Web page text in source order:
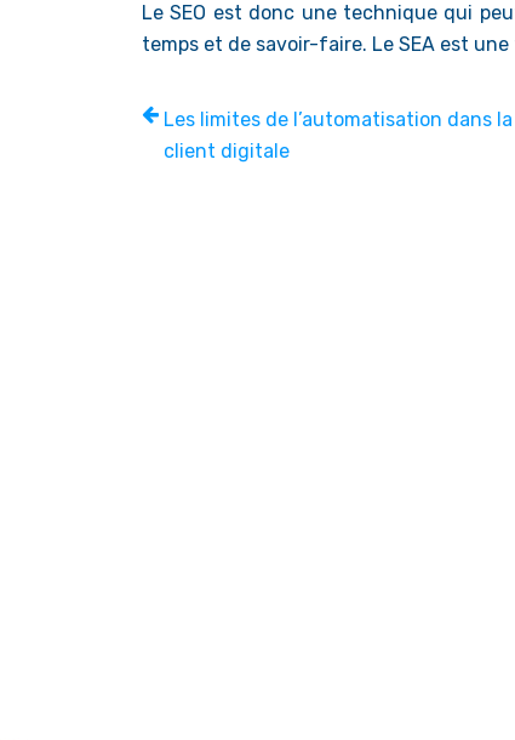
Le SEO est donc une technique qui
temps et de savoir-faire. Le SEA est
Les limites de l’automatisation dans
client digitale